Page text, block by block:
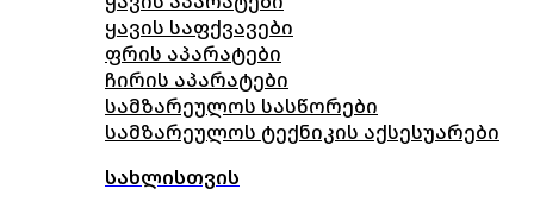
ყავის საფქვავები
ფრის აპარატები
ჩირის აპარატები
სამზარეულოს სასწორები
სამზარეულოს ტექნიკის აქსესუარები
სახლისთვის